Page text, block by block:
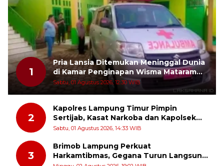
1
Pria Lansia Ditemukan Meninggal Dunia
di Kamar Penginapan Wisma Mataram
Baru
Sabtu, 01 Agustus 2026, 12:30 WIB
2
Kapolres Lampung Timur Pimpin
Sertijab, Kasat Narkoba dan Kapolsek
Sekampung Udik Berganti
Sabtu, 01 Agustus 2026, 14:33 WIB
3
Brimob Lampung Perkuat
Harkamtibmas, Gegana Turun Langsung